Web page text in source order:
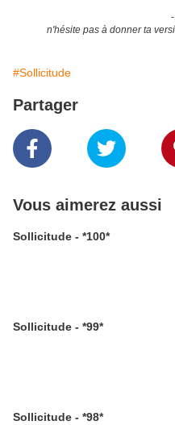
n'hésite pas à donner ta
#Sollicitude
Partager
Vous aimerez aussi
Sollicitude - *100*
Sollicitude - *99*
Sollicitude - *98*